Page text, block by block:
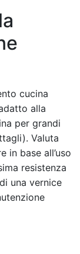
cucina
alla
per grandi
Valuta
in base all’uso
resistenza
una vernice